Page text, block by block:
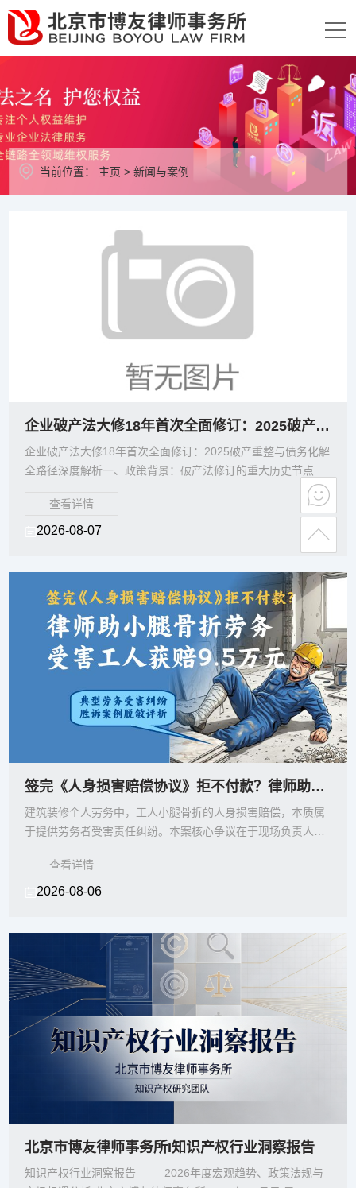
当前位置： 主页 >新闻与案例
企业破产法大修18年首次全面修订：2025破产重整与债务化解全路径深度解析
企业破产法大修18年首次全面修订：2025破产重整与债务化解
全路径深度解析一、政策背景：破产法修订的重大历史节点
查看详情
2026-08-07
签完《人身损害赔偿协议》拒不付款？律师助小腿骨折劳务受害工人获赔9.5万元
建筑装修个人劳务中，工人小腿骨折的人身损害赔偿，本质属
于提供劳务者受害责任纠纷。本案核心争议在于现场负责人以
查看详情
2026-08-06
北京市博友律师事务所I知识产权行业洞察报告
知识产权行业洞察报告 —— 2026年度宏观趋势、政策法规与